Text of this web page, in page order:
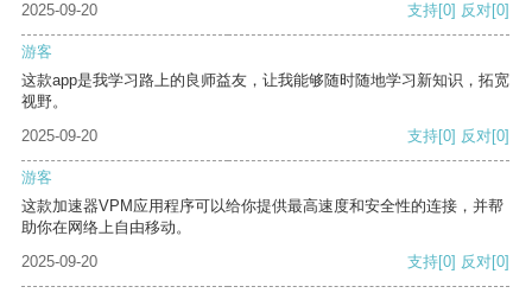
2025-09-20 支持[0] 反对[0]
游客
这款app是我学习路上的良师益友，让我能够随时随地学习新知识，拓宽
视野。
2025-09-20
支持[0] 反对[0]
游客
这款加速器VPM应用程序可以给你提供最高速度和安全性的连接，并帮
助你在网络上自由移动。
2025-09-20
支持[0] 反对[0]